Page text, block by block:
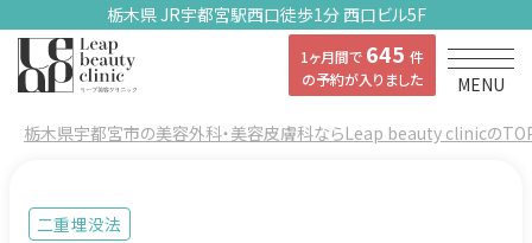
栃木県 JR宇都宮駅西口徒歩1分 西口ビル5F
1ヶ月間で 645 件
の予約が入りました
MENU
栃木県宇都宮市の美容外科・美容皮膚科ならLeap beauty clinicの
二重埋没法